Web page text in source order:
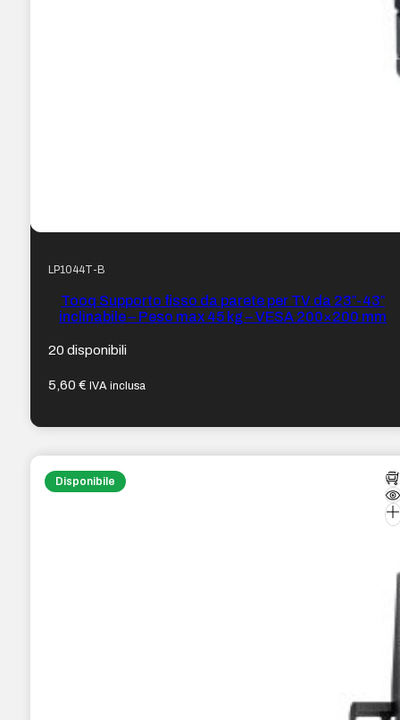
LP1044T-B
Tooq Supporto fisso da parete per TV da 23″-43″
inclinabile – Peso max 45 kg – VESA 200×200 mm
20 disponibili
5,60€ IVA inclusa
Disponibile